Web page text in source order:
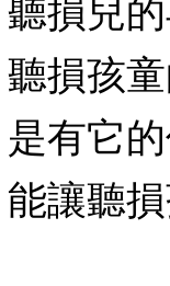
聽損兒
聽損孩
是有它
能讓聽